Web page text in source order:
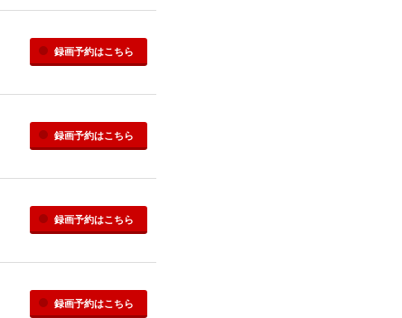
録画予約はこちら
録画予約はこちら
録画予約はこちら
録画予約はこちら